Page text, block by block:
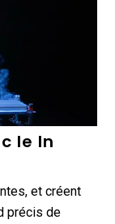
le In
et créent
précis de